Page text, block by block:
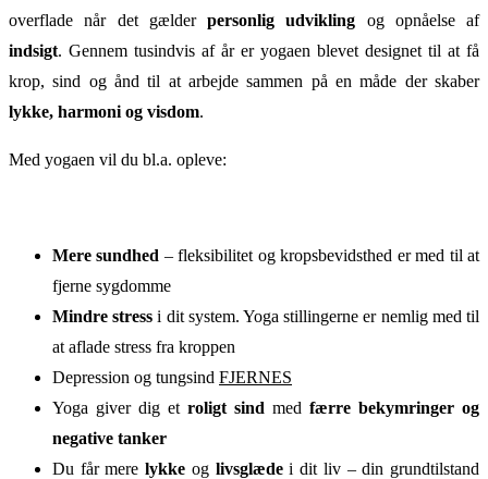
overflade når det gælder personlig udvikling og opnåelse af
indsigt. Gennem tusindvis af år er yogaen blevet designet til at få
krop, sind og ånd til at arbejde sammen på en måde der skaber
lykke, harmoni og visdom.
Med yogaen vil du bl.a. opleve:
Mere sundhed – fleksibilitet og kropsbevidsthed er med til at
fjerne sygdomme
Mindre stress i dit system. Yoga stillingerne er nemlig med til
at aflade stress fra kroppen
Depression og tungsind FJERNES
Yoga giver dig et roligt sind med færre bekymringer og
negative tanker
Du får merelykke og livsglædei dit liv – din grundtilstand